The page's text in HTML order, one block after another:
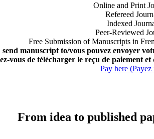
Online and Print
Refereed
Indexed
Peer-Reviewed
Free Submission of Manuscripts in
send manuscript to/vous pouvez envoyer
vous de télécharger le reçu de paiement
Pay here
From idea to published